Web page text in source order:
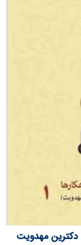
دكترين مهدويت